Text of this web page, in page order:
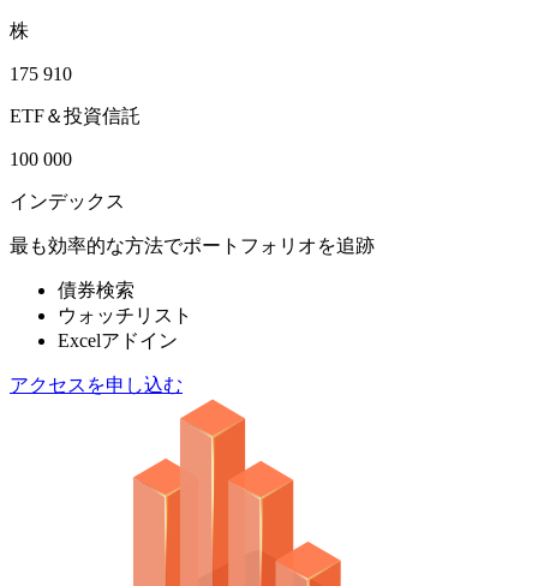
株
175 910
ETF＆投資信託
100 000
インデックス
最も効率的な方法でポートフォリオを追跡
債券検索
ウォッチリスト
Excelアドイン
アクセスを申し込む